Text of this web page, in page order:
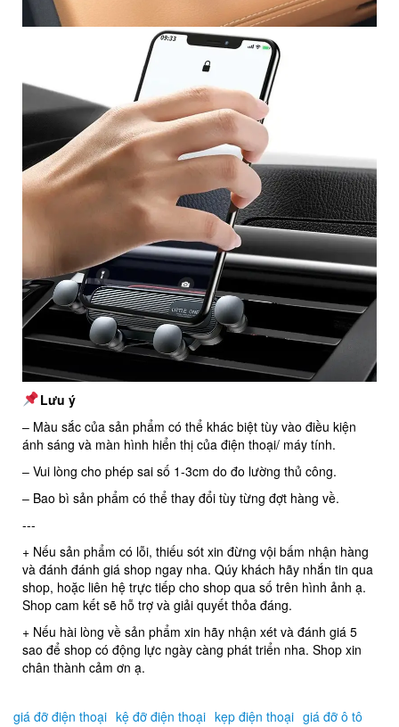
Lưu ý
‒ Màu sắc của sản phẩm có thể khác biệt tùy vào điều kiện
ánh sáng và màn hình hiển thị của điện thoại/ máy tính.
‒ Vui lòng cho phép sai số 1-3cm do đo lường thủ công.
‒ Bao bì sản phẩm có thể thay đổi tùy từng đợt hàng về.
---
+ Nếu sản phẩm có lỗi, thiếu sót xin đừng vội bấm nhận hàng
và đánh đánh giá shop ngay nha. Qúy khách hãy nhắn tin qua
shop, hoặc liên hệ trực tiếp cho shop qua số trên hình ảnh ạ.
Shop cam kết sẽ hỗ trợ và giải quyết thỏa đáng.
+ Nếu hài lòng về sản phẩm xin hãy nhận xét và đánh giá 5
sao để shop có động lực ngày càng phát triển nha. Shop xin
chân thành cảm ơn ạ.
giá đỡ điện thoại kệ đỡ điện thoại kẹp điện thoại giá đỡ ô tô